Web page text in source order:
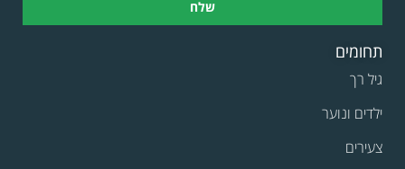
שלח
תחומים
גיל רך
ילדים ונוער
צעירים